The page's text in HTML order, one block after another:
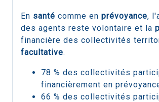
En santé comme en prévoyance,
des agents reste volontaire et la
financière des collectivités
facultative.
78 % des collectivités
financièrement en
66 % des collectivités